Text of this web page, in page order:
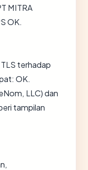
MITRA
OK.
terhadap
OK.
LLC) dan
tampilan